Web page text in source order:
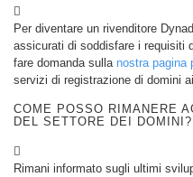
Segnala
abuso
Segnalare
bug
Richieste
funzionalità
Per diventare un rivenditore
assicurati di soddisfare i requisiti
fare domanda sullanostra pagina
servizi di registrazione di domini
COME POSSO RIMANERE
DEL SETTORE DEI DOMINI?
Rimani informato sugli ultimi